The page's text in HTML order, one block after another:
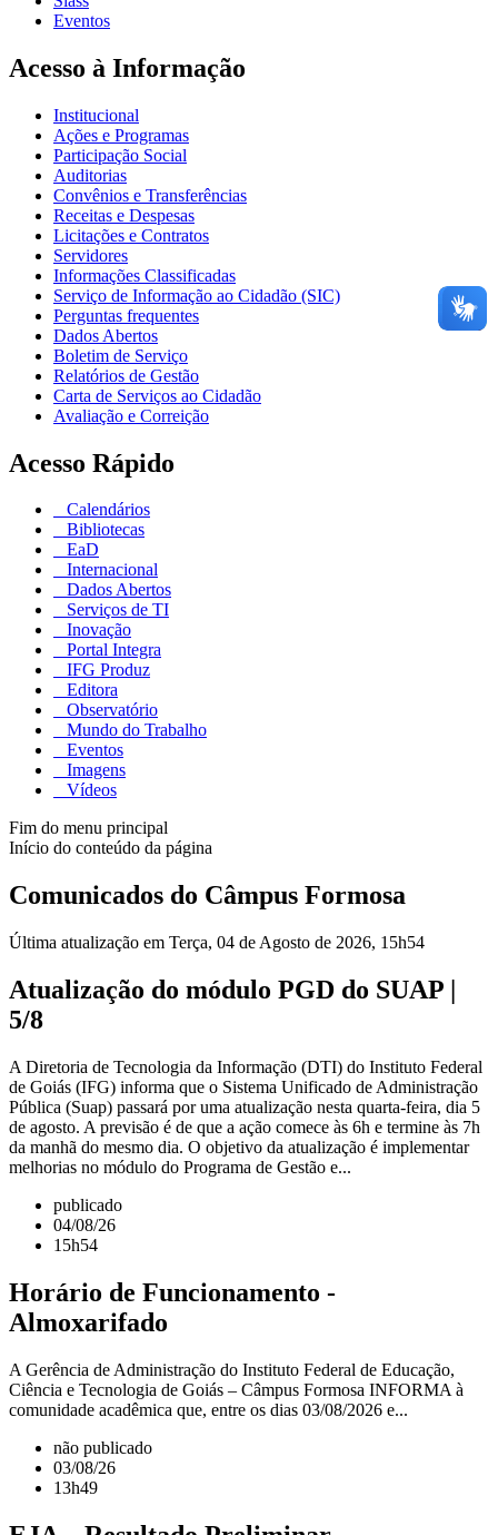
Eventos
Acesso à Informação
Institucional
Ações e Programas
Participação Social
Auditorias
Convênios e Transferências
Receitas e Despesas
Licitações e Contratos
Servidores
Informações Classificadas
Serviço de Informação ao Cidadão (SIC)
Perguntas frequentes
Dados Abertos
Boletim de Serviço
Relatórios de Gestão
Carta de Serviços ao Cidadão
Avaliação e Correição
Acesso Rápido
Calendários
Bibliotecas
EaD
Internacional
Dados Abertos
Serviços de TI
Inovação
Portal Integra
IFG Produz
Editora
Observatório
Mundo do Trabalho
Eventos
Imagens
Vídeos
Fim do menu principal
Início do conteúdo da página
Comunicados do Câmpus Formosa
Última atualização em Terça, 04 de Agosto de 2026, 15h54
Atualização do módulo PGD do SUAP |
5/8
A Diretoria de Tecnologia da Informação (DTI) do Instituto Federal
de Goiás (IFG) informa que o Sistema Unificado de Administração
Pública (Suap) passará por uma atualização nesta quarta-feira, dia 5
de agosto. A previsão é de que a ação comece às 6h e termine às 7h
da manhã do mesmo dia. O objetivo da atualização é implementar
melhorias no módulo do Programa de Gestão e...
publicado
04/08/26
15h54
Horário de Funcionamento -
Almoxarifado
A Gerência de Administração do Instituto Federal de Educação,
Ciência e Tecnologia de Goiás – Câmpus Formosa INFORMA à
comunidade acadêmica que, entre os dias 03/08/2026 e...
não publicado
03/08/26
13h49